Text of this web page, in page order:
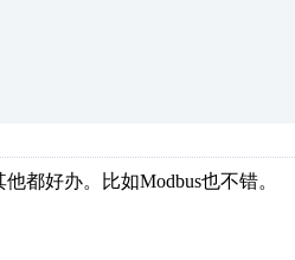
都好办。比如Modbus也不错。